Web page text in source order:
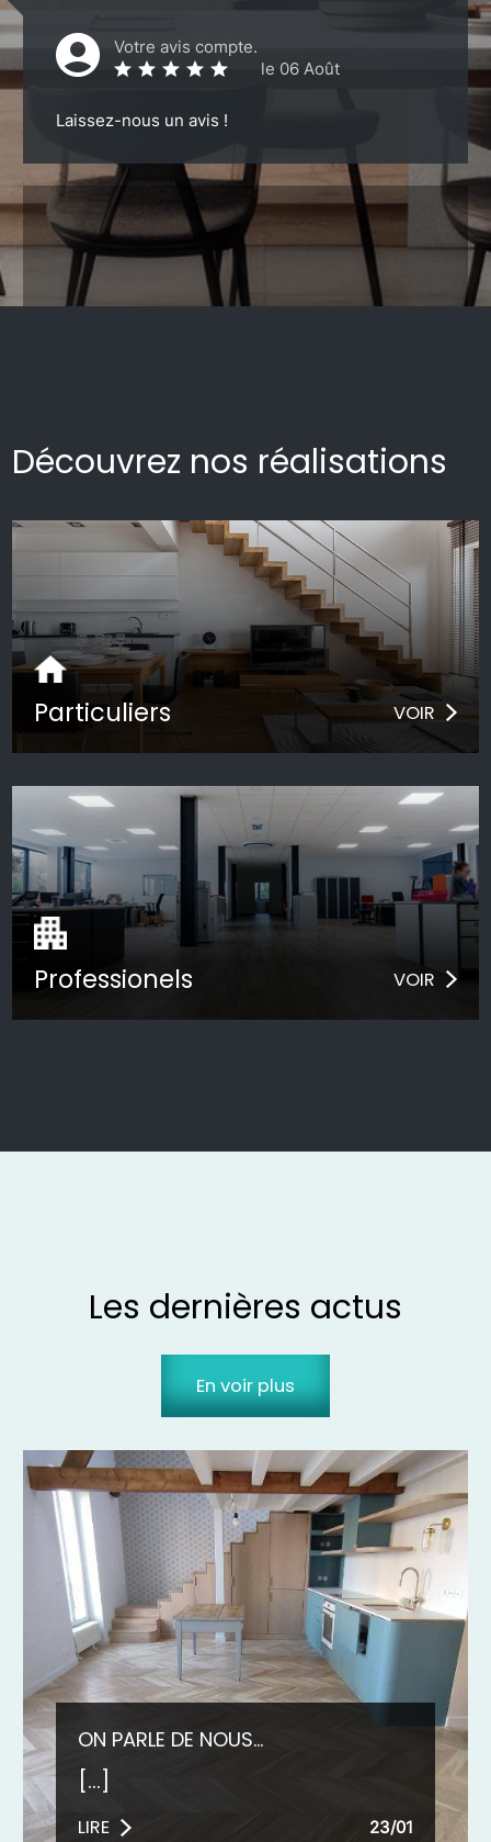
Votre avis compte.
le 06 Août
Laissez-nous un avis !
Découvrez nos réalisations
Particuliers VOIR
Professionels VOIR
Les dernières actus
En voir plus
ON PARLE DE NOUS...
[...]
LIRE 23/01